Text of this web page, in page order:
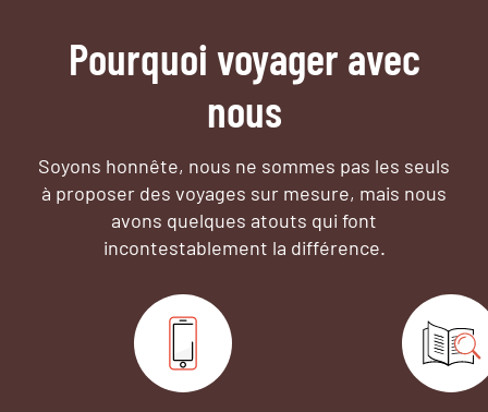
Pourquoi voyager avec
nous
Soyons honnête, nous ne sommes pas les seuls
à proposer des voyages sur mesure, mais nous
avons quelques atouts qui font
incontestablement la différence.